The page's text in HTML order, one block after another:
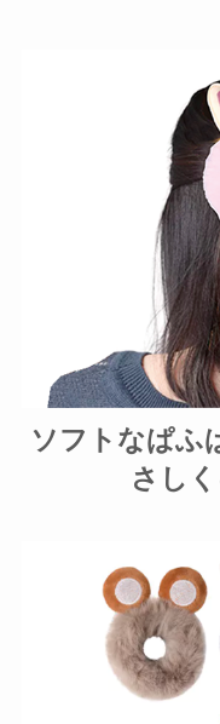
ソフトなぱふ
さし